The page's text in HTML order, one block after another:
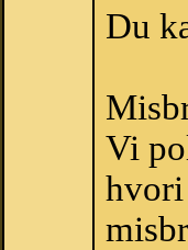
Du
Vi
hvori